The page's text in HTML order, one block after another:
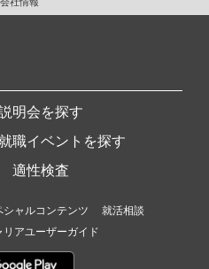
明会を探す
就職イベントを探す
適性検査
シャルコンテンツ
就活相談
リアユーザーガイド